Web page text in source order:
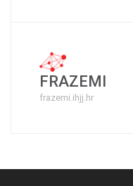
FRAZEMI
frazemi.ihjj.hr